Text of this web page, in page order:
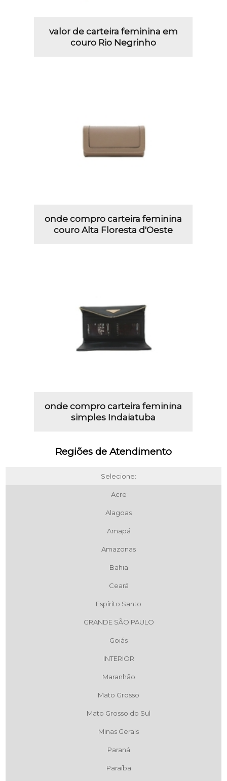
valor de carteira feminina em
couro Rio Negrinho
onde compro carteira feminina
couro Alta Floresta d'Oeste
onde compro carteira feminina
simples Indaiatuba
Regiões de Atendimento
Selecione:
Acre
Alagoas
Amapá
Amazonas
Bahia
Ceará
Espírito Santo
GRANDE SÃO PAULO
Goiás
INTERIOR
Maranhão
Mato Grosso
Mato Grosso do Sul
Minas Gerais
Paraná
Paraíba